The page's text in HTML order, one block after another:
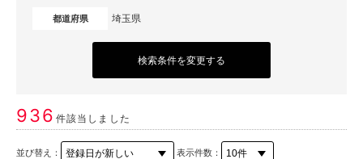
都道府県 埼玉県
検索条件を変更する
936 件該当しました
並び替え： 表示件数：